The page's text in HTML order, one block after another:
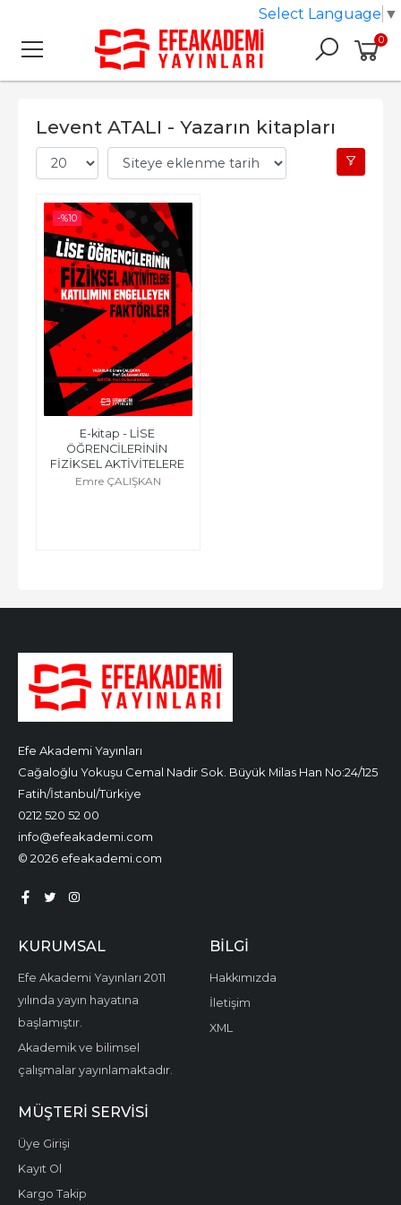
0
Levent ATALI - Yazarın kitapları
-%10
E-kitap - LİSE
ÖĞRENCİLERİNİN
FİZİKSEL AKTİVİTELERE
KATILIMINI...
Emre ÇALIŞKAN
Efe Akademi Yayınları
Cağaloğlu Yokuşu Cemal Nadir Sok. Büyük Milas Han No:24/125
Fatih/İstanbul/Türkiye
0212 520 52 00
info@efeakademi.com
© 2026 efeakademi.com
KURUMSAL
Efe Akademi Yayınları 2011
yılında yayın hayatına
başlamıştır.
Akademik ve bilimsel
çalışmalar yayınlamaktadır.
BILGI
Hakkımızda
İletişim
XML
MÜŞTERI SERVISI
Üye Girişi
Kayıt Ol
Kargo Takip
Select Language ▼